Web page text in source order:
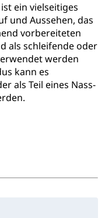
ein vielseitiges
und Aussehen, das
vorbereiteten
als schleifende oder
werden
kann es
als Teil eines Nass-